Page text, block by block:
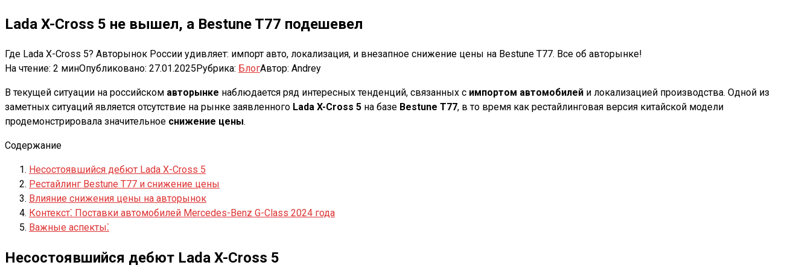
Lada X-Cross 5 не вышел, а Bestune T77 подешевел
Где Lada X-Cross 5? Авторынок России удивляет: импорт авто, локализация, и внезапное снижение цены на Bestune T77. Все об авторынке!
На чтение: 2 минОпубликовано: 27.01.2025Рубрика: БлогАвтор: Andrey
В текущей ситуации на российском авторынке наблюдается ряд интересных тенденций, связанных с импортом автомобилей и локализацией производства. Одной из
заметных ситуаций является отсутствие на рынке заявленного Lada X-Cross 5 на базе Bestune T77, в то время как рестайлинговая версия китайской модели
продемонстрировала значительное снижение цены.
Содержание
Несостоявшийся дебют Lada X-Cross 5
Рестайлинг Bestune T77 и снижение цены
Влияние снижения цены на авторынок
Контекст⁚ Поставки автомобилей Mercedes-Benz G-Class 2024 года
Важные аспекты⁚
Несостоявшийся дебют Lada X-Cross 5